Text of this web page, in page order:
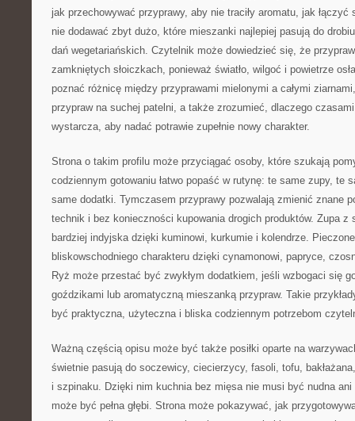
jak przechowywać przyprawy, aby nie traciły aromatu, jak łączyć
nie dodawać zbyt dużo, które mieszanki najlepiej pasują do
dań wegetariańskich. Czytelnik może dowiedzieć się, że
zamkniętych słoiczkach, ponieważ światło, wilgoć i powietrze
poznać różnicę między przyprawami mielonymi a całymi
przypraw na suchej patelni, a także zrozumieć, dlaczego
wystarcza, aby nadać potrawie zupełnie nowy charakter.
Strona o takim profilu może przyciągać osoby, które szukają
codziennym gotowaniu łatwo popaść w rutynę: te same zupy, te
same dodatki. Tymczasem przyprawy pozwalają zmienić znane
technik i bez konieczności kupowania drogich produktów. Zupa
bardziej indyjska dzięki kuminowi, kurkumie i kolendrze.
bliskowschodniego charakteru dzięki cynamonowi, papryce,
Ryż może przestać być zwykłym dodatkiem, jeśli wzbogaci się
goździkami lub aromatyczną mieszanką przypraw. Takie
być praktyczna, użyteczna i bliska codziennym potrzebom
Ważną częścią opisu może być także posiłki oparte na
świetnie pasują do soczewicy, ciecierzycy, fasoli, tofu,
i szpinaku. Dzięki nim kuchnia bez mięsa nie musi być nudna
może być pełna głębi. Strona może pokazywać, jak